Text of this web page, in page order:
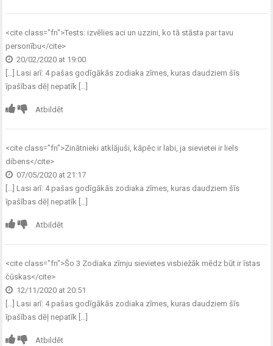
<cite class="fn">Tests: izvēlies aci un uzzini, ko tā stāsta par tavu
personību</cite>
20/02/2020 at 19:00
[…] Lasi arī: 4 pašas godīgākās zodiaka zīmes, kuras daudziem šīs
īpašības dēļ nepatīk […]
Atbildēt
<cite class="fn">Zinātnieki atklājuši, kāpēc ir labi, ja sievietei ir liels
dibens</cite>
07/05/2020 at 21:17
[…] Lasi arī: 4 pašas godīgākās zodiaka zīmes, kuras daudziem šīs
īpašības dēļ nepatīk […]
Atbildēt
<cite class="fn">Šo 3 Zodiaka zīmju sievietes visbiežāk mēdz būt ir īstas
čūskas</cite>
12/11/2020 at 20:51
[…] Lasi arī: 4 pašas godīgākās zodiaka zīmes, kuras daudziem šīs
īpašības dēļ nepatīk […]
Atbildēt